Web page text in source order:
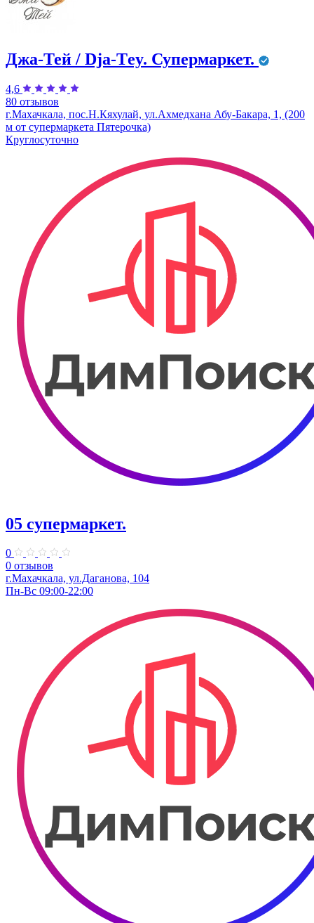
Джа-Тей / Dja-Тey. Супермаркет.
4,6
80 отзывов
г.Махачкала, пос.Н.Кяхулай, ул.Ахмедхана Абу-Бакара, 1, (200
м от супермаркета Пятерочка)
Круглосуточно
05 супермаркет.
0
0 отзывов
г.Махачкала, ул.​Даганова, 104
Пн-Вс 09:00-22:00